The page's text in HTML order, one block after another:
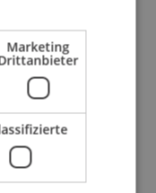
die nicht
sondern in
Frage.
Normen,
das
Marketing